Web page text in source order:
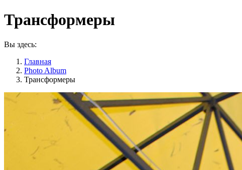
Трансформеры
Вы здесь:
Главная
Photo Album
Трансформеры